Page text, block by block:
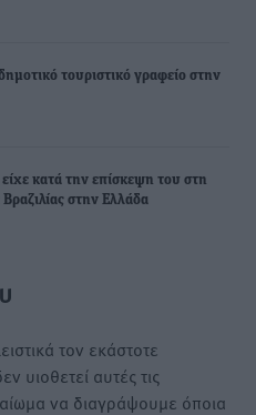
τουριστικό γραφείο στην
κατά την επίσκεψη του στη
στην Ελλάδα
τον εκάστοτε
υιοθετεί αυτές τις
να διαγράψουμε όποια